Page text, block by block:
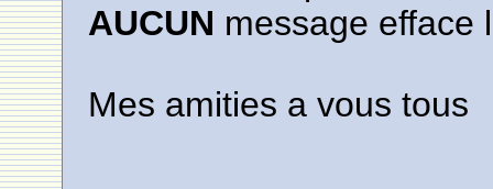
AUCUN message efface
Mes amities a vous tous